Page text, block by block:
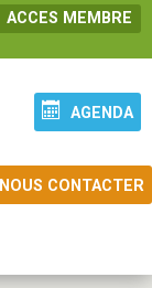
ACCES MEMBRE
AGENDA
NOUS CONTACTER